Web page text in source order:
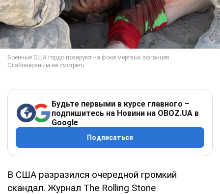
Будьте первыми в курсе главного –
подпишитесь на Новини на OBOZ.UA в
Google
Подписаться
В США разразился очередной громкий
скандал. Журнал The Rolling Stone